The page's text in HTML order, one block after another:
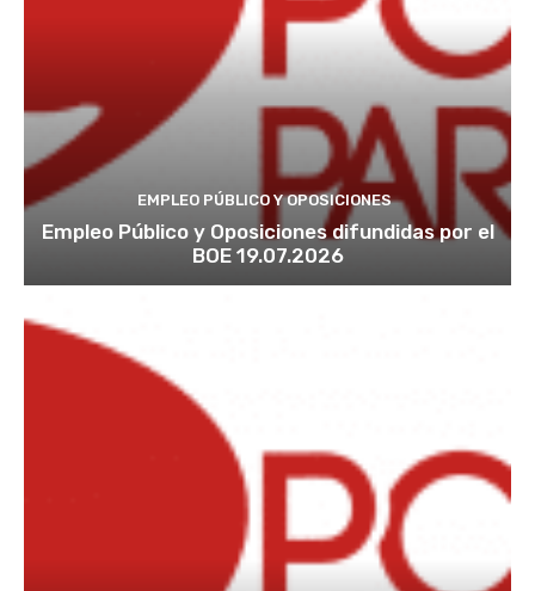
EMPLEO PÚBLICO Y OPOSICIONES
Empleo Público y Oposiciones difundidas por el
BOE 19.07.2026